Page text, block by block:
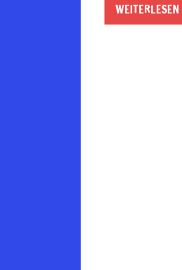
WEITERLESEN